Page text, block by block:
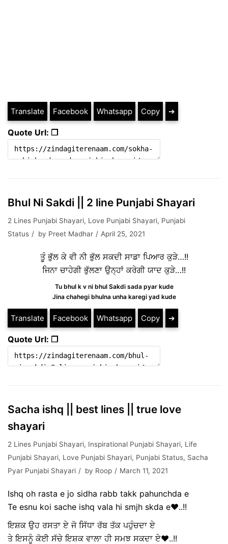
Translate Facebook Whatsapp Copy ➔
Quote Url: ❐
Bhul Ni Sakdi || 2 line Punjabi Shayari
2 Lines Punjabi Shayari, Love Punjabi Shayari, Punjabi
Status
by Preet Madhar April 25, 2021
ਤੂੰ ਭੁੱਲ ਕੇ ਵੀ ਨੀ ਭੁੱਲ ਸਕਦੀ ਸਾਡਾ ਪਿਆਰ ਕੁੜੇ…!!
ਜਿਨਾ ਚਾਹੇਗੀ ਭੁੱਲਣਾ ਉਨ੍ਹਾਂ ਕਰੇਗੀ ਯਾਦ ਕੁੜੇ…!!
Tu bhul k v ni bhul Sakdi sada pyar kude
Jina chahegi bhulna unha karegi yad kude
Translate Facebook Whatsapp Copy ➔
Quote Url: ❐
Sacha ishq || best lines || true love
shayari
2 Lines Punjabi Shayari, Inspirational Punjabi Shayari, Life
Punjabi Shayari, Love Punjabi Shayari, Punjabi Status, Sacha
Pyar Punjabi Shayari
by Roop March 11, 2021
Ishq oh rasta e jo sidha rabb takk pahunchda e
Te esnu koi sache ishq vala hi smjh skda e❤️..!!
ਇਸ਼ਕ ਉਹ ਰਸਤਾ ਏ ਜੋ ਸਿੱਧਾ ਰੱਬ ਤੱਕ ਪਹੁੰਚਦਾ ਏ
ਤੇ ਇਸਨੂੰ ਕੋਈ ਸੱਚੇ ਇਸ਼ਕ ਵਾਲਾ ਹੀ ਸਮਝ ਸਕਦਾ ਏ❤️..!!